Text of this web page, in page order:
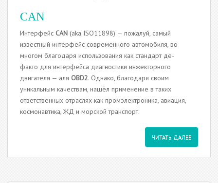
CAN
Интерфейс CAN (aka ISO11898) — пожалуй, самый
известный интерфейс современного автомобиля, во
многом благодаря использования как стандарт де-
факто для интерфейса диагностики инжекторного
двигателя — аля OBD2. Однако, благодаря своим
уникальным качествам, нашёл применение в таких
ответственных отраслях как промэлектроника, авиация,
космонавтика, ЖД и морской транспорт.
ЧИТАТЬ ДАЛЕЕ